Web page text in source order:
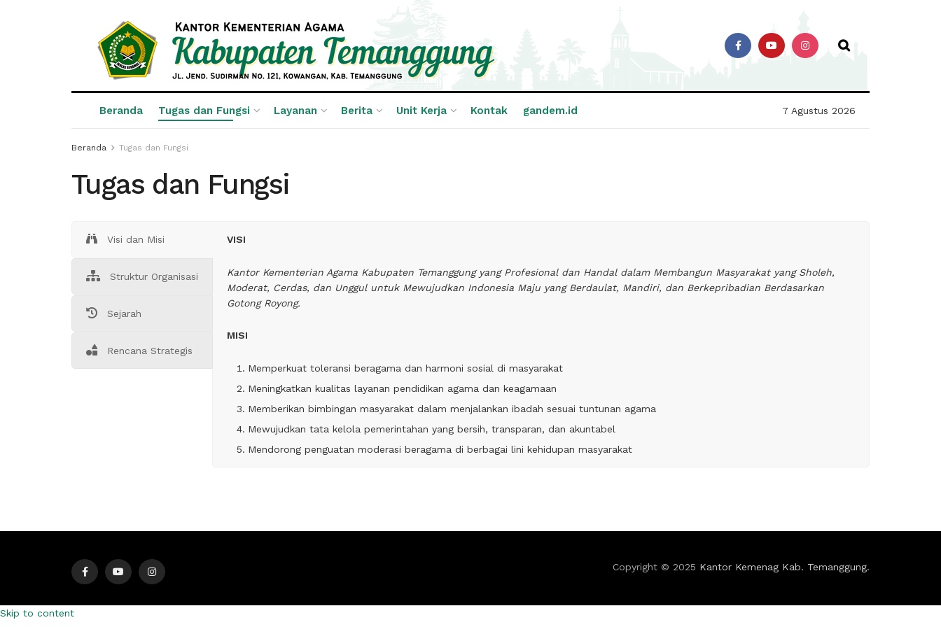
Beranda Tugas dan Fungsi Layanan Berita Unit Kerja Kontak gandem.id 7 Agustus 2026
Beranda Tugas dan Fungsi
Tugas dan Fungsi
Visi dan Misi
Struktur Organisasi
Sejarah
Rencana Strategis
VISI
Kantor Kementerian Agama Kabupaten Temanggung yang Profesional dan Handal dalam Membangun Masyarakat yang Sholeh,
Moderat, Cerdas, dan Unggul untuk Mewujudkan Indonesia Maju yang Berdaulat, Mandiri, dan Berkepribadian Berdasarkan
Gotong Royong.
MISI
Memperkuat toleransi beragama dan harmoni sosial di masyarakat
Meningkatkan kualitas layanan pendidikan agama dan keagamaan
Memberikan bimbingan masyarakat dalam menjalankan ibadah sesuai tuntunan agama
Mewujudkan tata kelola pemerintahan yang bersih, transparan, dan akuntabel
Mendorong penguatan moderasi beragama di berbagai lini kehidupan masyarakat
Copyright © 2025 Kantor Kemenag Kab. Temanggung.
Skip to content